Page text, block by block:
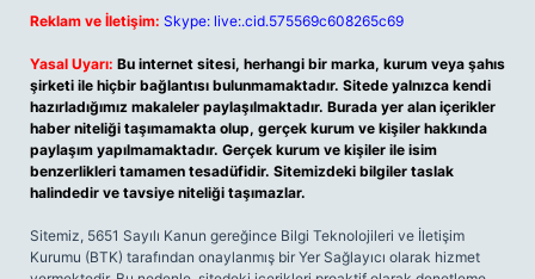
Reklam ve İletişim: Skype: live:.cid.575569c608265c69
Yasal Uyarı: Bu internet sitesi, herhangi bir marka, kurum veya şahıs
şirketi ile hiçbir bağlantısı bulunmamaktadır. Sitede yalnızca kendi
hazırladığımız makaleler paylaşılmaktadır. Burada yer alan içerikler
haber niteliği taşımamakta olup, gerçek kurum ve kişiler hakkında
paylaşım yapılmamaktadır. Gerçek kurum ve kişiler ile isim
benzerlikleri tamamen tesadüfidir. Sitemizdeki bilgiler taslak
halindedir ve tavsiye niteliği taşımazlar.
Sitemiz, 5651 Sayılı Kanun gereğince Bilgi Teknolojileri ve İletişim
Kurumu (BTK) tarafından onaylanmış bir Yer Sağlayıcı olarak hizmet